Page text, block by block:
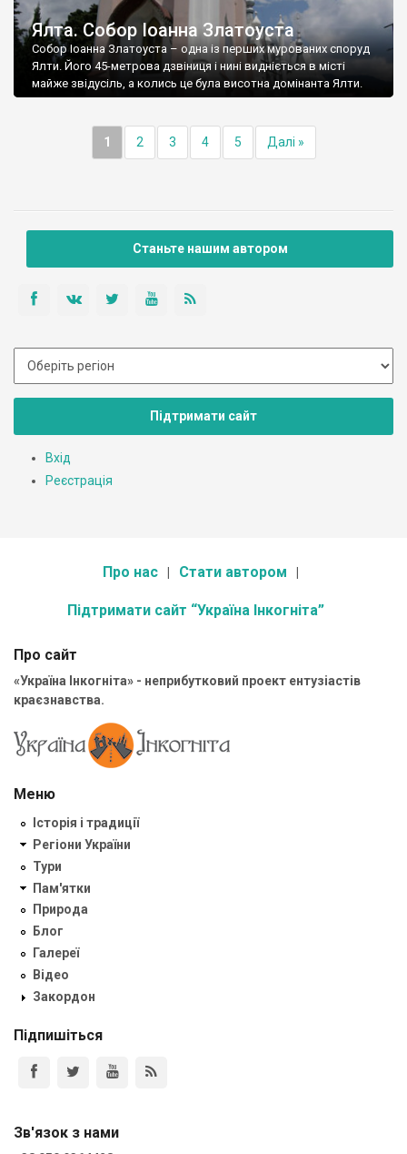
Ялта. Собор Іоанна Златоуста
Собор Іоанна Златоуста – одна із перших мурованих споруд
Ялти. Його 45-метрова дзвіниця і нині видніється в місті
майже звідусіль, а колись це була висотна домінанта Ялти.
1 2 3 4 5 Далі »
Станьте нашим автором
Підтримати сайт
Вхід
Реєстрація
Про нас Стати автором
Підтримати сайт “Україна Інкогніта”
Про сайт
«Україна Інкогніта» - неприбутковий проект ентузіастів
краєзнавства.
Меню
Історія і традиції
Регіони України
Тури
Пам'ятки
Природа
Блог
Галереї
Відео
Закордон
Підпишіться
Зв'язок з нами